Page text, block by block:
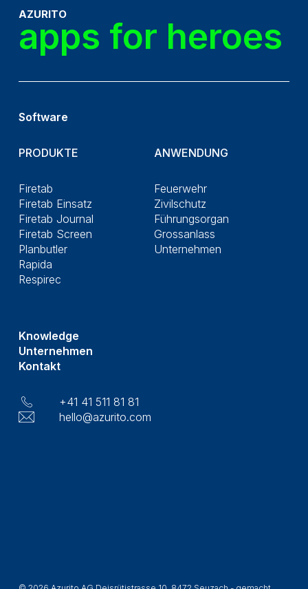
AZURITO
apps for heroes
Software
PRODUKTE
Firetab
Firetab Einsatz
Firetab Journal
Firetab Screen
Planbutler
Rapida
Respirec
ANWENDUNG
Feuerwehr
Zivilschutz
Führungsorgan
Grossanlass
Unternehmen
Knowledge
Unternehmen
Kontakt
+41 41 511 81 81
hello@azurito.com